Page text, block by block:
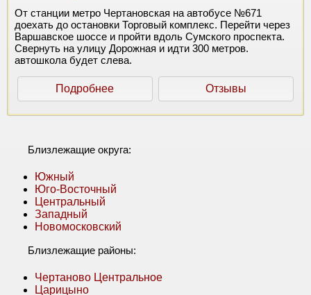
От станции метро Чертановская на автобусе №671
доехать до остановки Торговый комплекс. Перейти через
Варшавское шоссе и пройти вдоль Сумского проспекта.
Свернуть на улицу Дорожная и идти 300 метров.
автошкола будет слева.
Подробнее Отзывы
Близлежащие округа:
Южный
Юго-Восточный
Центральный
Западный
Новомосковский
Близлежащие районы:
Чертаново Центральное
Царицыно